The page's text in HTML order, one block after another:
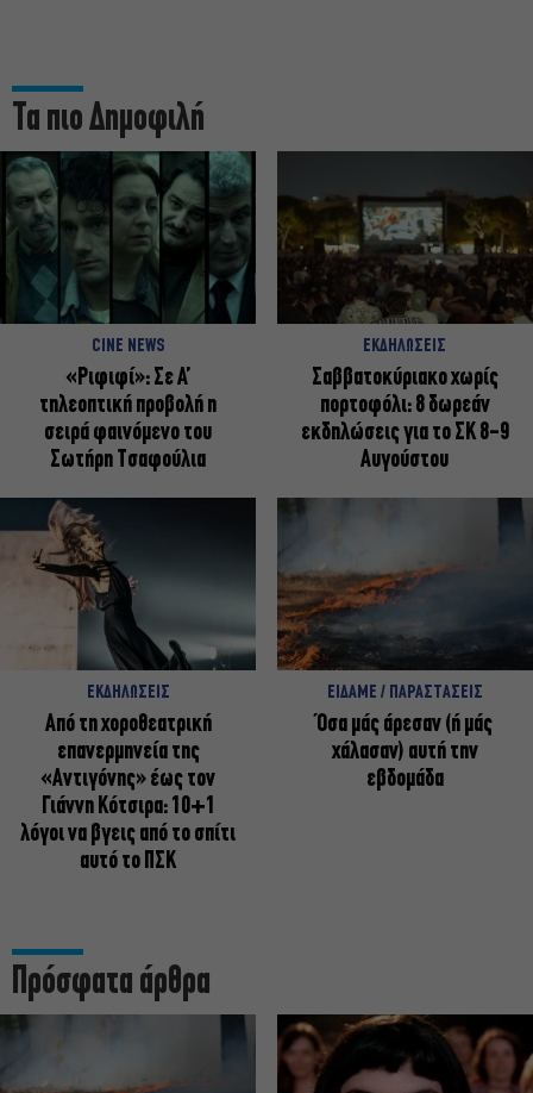
Τα πιο Δημοφιλή
CINE NEWS
«Ριφιφί»: Σε Α’
τηλεοπτική προβολή η
σειρά φαινόμενο του
Σωτήρη Τσαφούλια
ΕΚΔΗΛΩΣΕΙΣ
Σαββατοκύριακο χωρίς
πορτοφόλι: 8 δωρεάν
εκδηλώσεις για το ΣΚ 8-9
Αυγούστου
ΕΚΔΗΛΩΣΕΙΣ
Από τη χοροθεατρική
επανερμηνεία της
«Αντιγόνης» έως τον
Γιάννη Κότσιρα: 10+1
λόγοι να βγεις από το σπίτι
αυτό το ΠΣΚ
ΕΙΔΑΜΕ / ΠΑΡΑΣΤΑΣΕΙΣ
Όσα μάς άρεσαν (ή μάς
χάλασαν) αυτή την
εβδομάδα
Πρόσφατα άρθρα